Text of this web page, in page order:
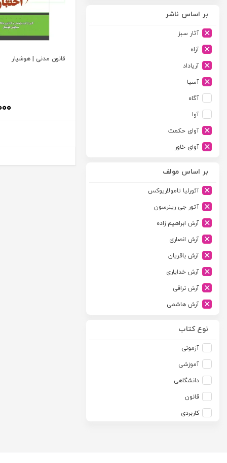
بر اساس ناشر
آثار سبز
آراه
آریاداد
آسیا
آگاه
آوا
آوای حکمت
آوای خاور
آیدین
ارجمند
ارسطو
ارشد
اسلامیه
اشکان
اطلاعات
امجد
امید انقلاب
بر اساس مولف
آئورلیا تامولاریوکس
آتور جی رینرسون
آرش ابراهیم زاده
آرش انصاری
آرش باقریان
آرش خدایاری
آرش نراقی
آرش هاشمی
آزاده صادقی
آزیتا قربانی رحیم
آلبرت ون دایسی
آلن ردفرن
آمنه باخدا
آنتونی آگوس
نوع کتاب
آزمونی
آموزشی
دانشگاهی
قانون
کاربردی
قانون مدنی | هوشیار